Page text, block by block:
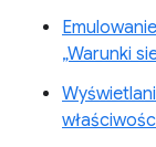
„Warunki